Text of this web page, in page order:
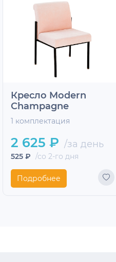
Кресло Modern
Champagne
1 комплектация
2 625 ₽ /за день
525 ₽ /со 2-го дня
Подробнее